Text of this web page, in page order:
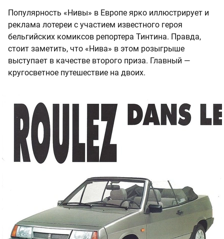
Популярность «Нивы» в Европе ярко иллюстрирует и
реклама лотереи с участием известного героя
бельгийских комиксов репортера Тинтина. Правда,
стоит заметить, что «Нива» в этом розыгрыше
выступает в качестве второго приза. Главный —
кругосветное путешествие на двоих.